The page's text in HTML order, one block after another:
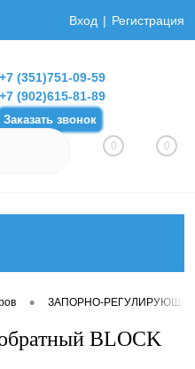
Вход Регистрация
+7 (351)751-09-59
+7 (902)615-81-89
Заказать звонок
0 0
• ЗАПОРНО-
BLOCK